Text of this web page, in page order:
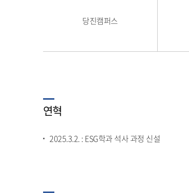
당진캠퍼스
연혁
2025.3.2. : ESG학과 석사 과정 신설